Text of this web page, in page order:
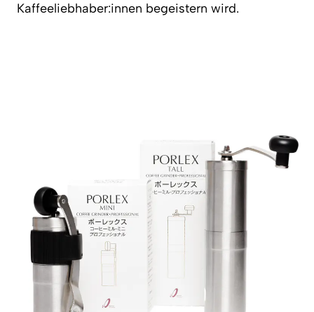
Kaffeeliebhaber:innen begeistern wird.